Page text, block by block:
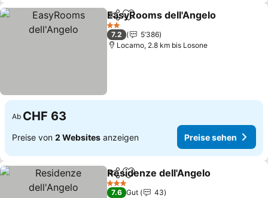
TeilenZu Favoriten hinzufügen
EasyRooms dell'Angelo
2 Sterne
7.2
5’386
Locarno, 2.8 km bis Losone
Ab CHF 63
Preise von 2 Websites anzeigen Preise sehen
TeilenZu Favoriten hinzufügen
Residenze dell'Angelo
3 Sterne
7.6 Gut
43